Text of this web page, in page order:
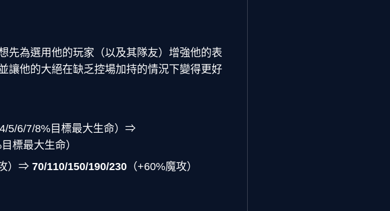
先為選用他的玩家（以及其隊友）增強他的表
讓他的大絕在缺乏控場加持的情況下變得更好
5/6/7/8%目標最大生命）⇒
標最大生命）
）⇒ 70/110/150/190/230 （+60%魔攻）